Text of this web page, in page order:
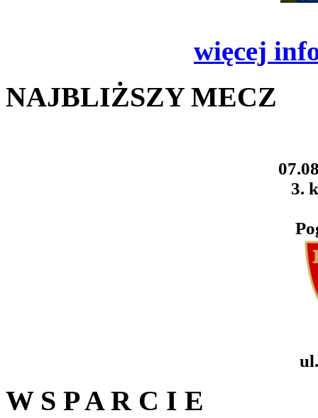
więcej
NAJBLIŻSZY MECZ
3.
W S P A R C I E